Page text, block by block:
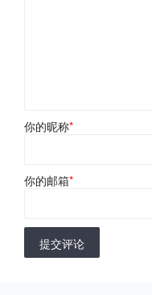
你的昵称*
你的邮箱*
提交评论